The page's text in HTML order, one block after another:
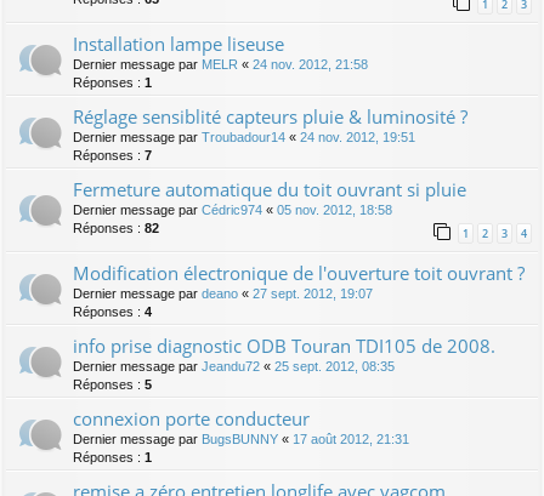
1 2 3
Installation lampe liseuse
Dernier message par MELR « 24 nov. 2012, 21:58
Réponses : 1
Réglage sensiblité capteurs pluie & luminosité ?
Dernier message par Troubadour14 « 24 nov. 2012, 19:51
Réponses : 7
Fermeture automatique du toit ouvrant si pluie
Dernier message par Cédric974 « 05 nov. 2012, 18:58
Réponses : 82 1 2 3 4
Modification électronique de l'ouverture toit ouvrant ?
Dernier message par deano « 27 sept. 2012, 19:07
Réponses : 4
info prise diagnostic ODB Touran TDI105 de 2008.
Dernier message par Jeandu72 « 25 sept. 2012, 08:35
Réponses : 5
connexion porte conducteur
Dernier message par BugsBUNNY « 17 août 2012, 21:31
Réponses : 1